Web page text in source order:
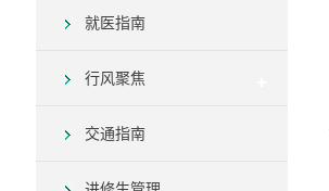
就医指南
行风聚焦
交通指南